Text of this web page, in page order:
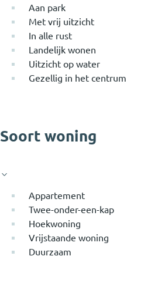
Aan park
Met vrij uitzicht
In alle rust
Landelijk wonen
Uitzicht op water
Gezellig in het centrum
Soort woning
Appartement
Twee-onder-een-kap
Hoekwoning
Vrijstaande woning
Duurzaam